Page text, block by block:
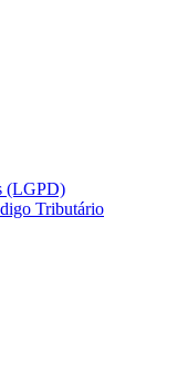
(LGPD)
Tributário